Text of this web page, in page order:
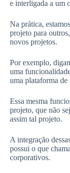
e interligada a um
Na prática,
projeto para
novos projetos.
Por exemplo,
uma
uma plataforma
Essa mesma
projeto, que não
assim tal projeto.
A integração
possui o que
corporativos.